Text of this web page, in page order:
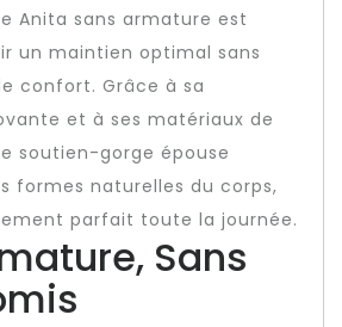
Anita sans armature est
un maintien optimal sans
confort. Grâce à sa
et à ses matériaux de
soutien-gorge épouse
formes naturelles du corps,
parfait toute la journée.
Sans